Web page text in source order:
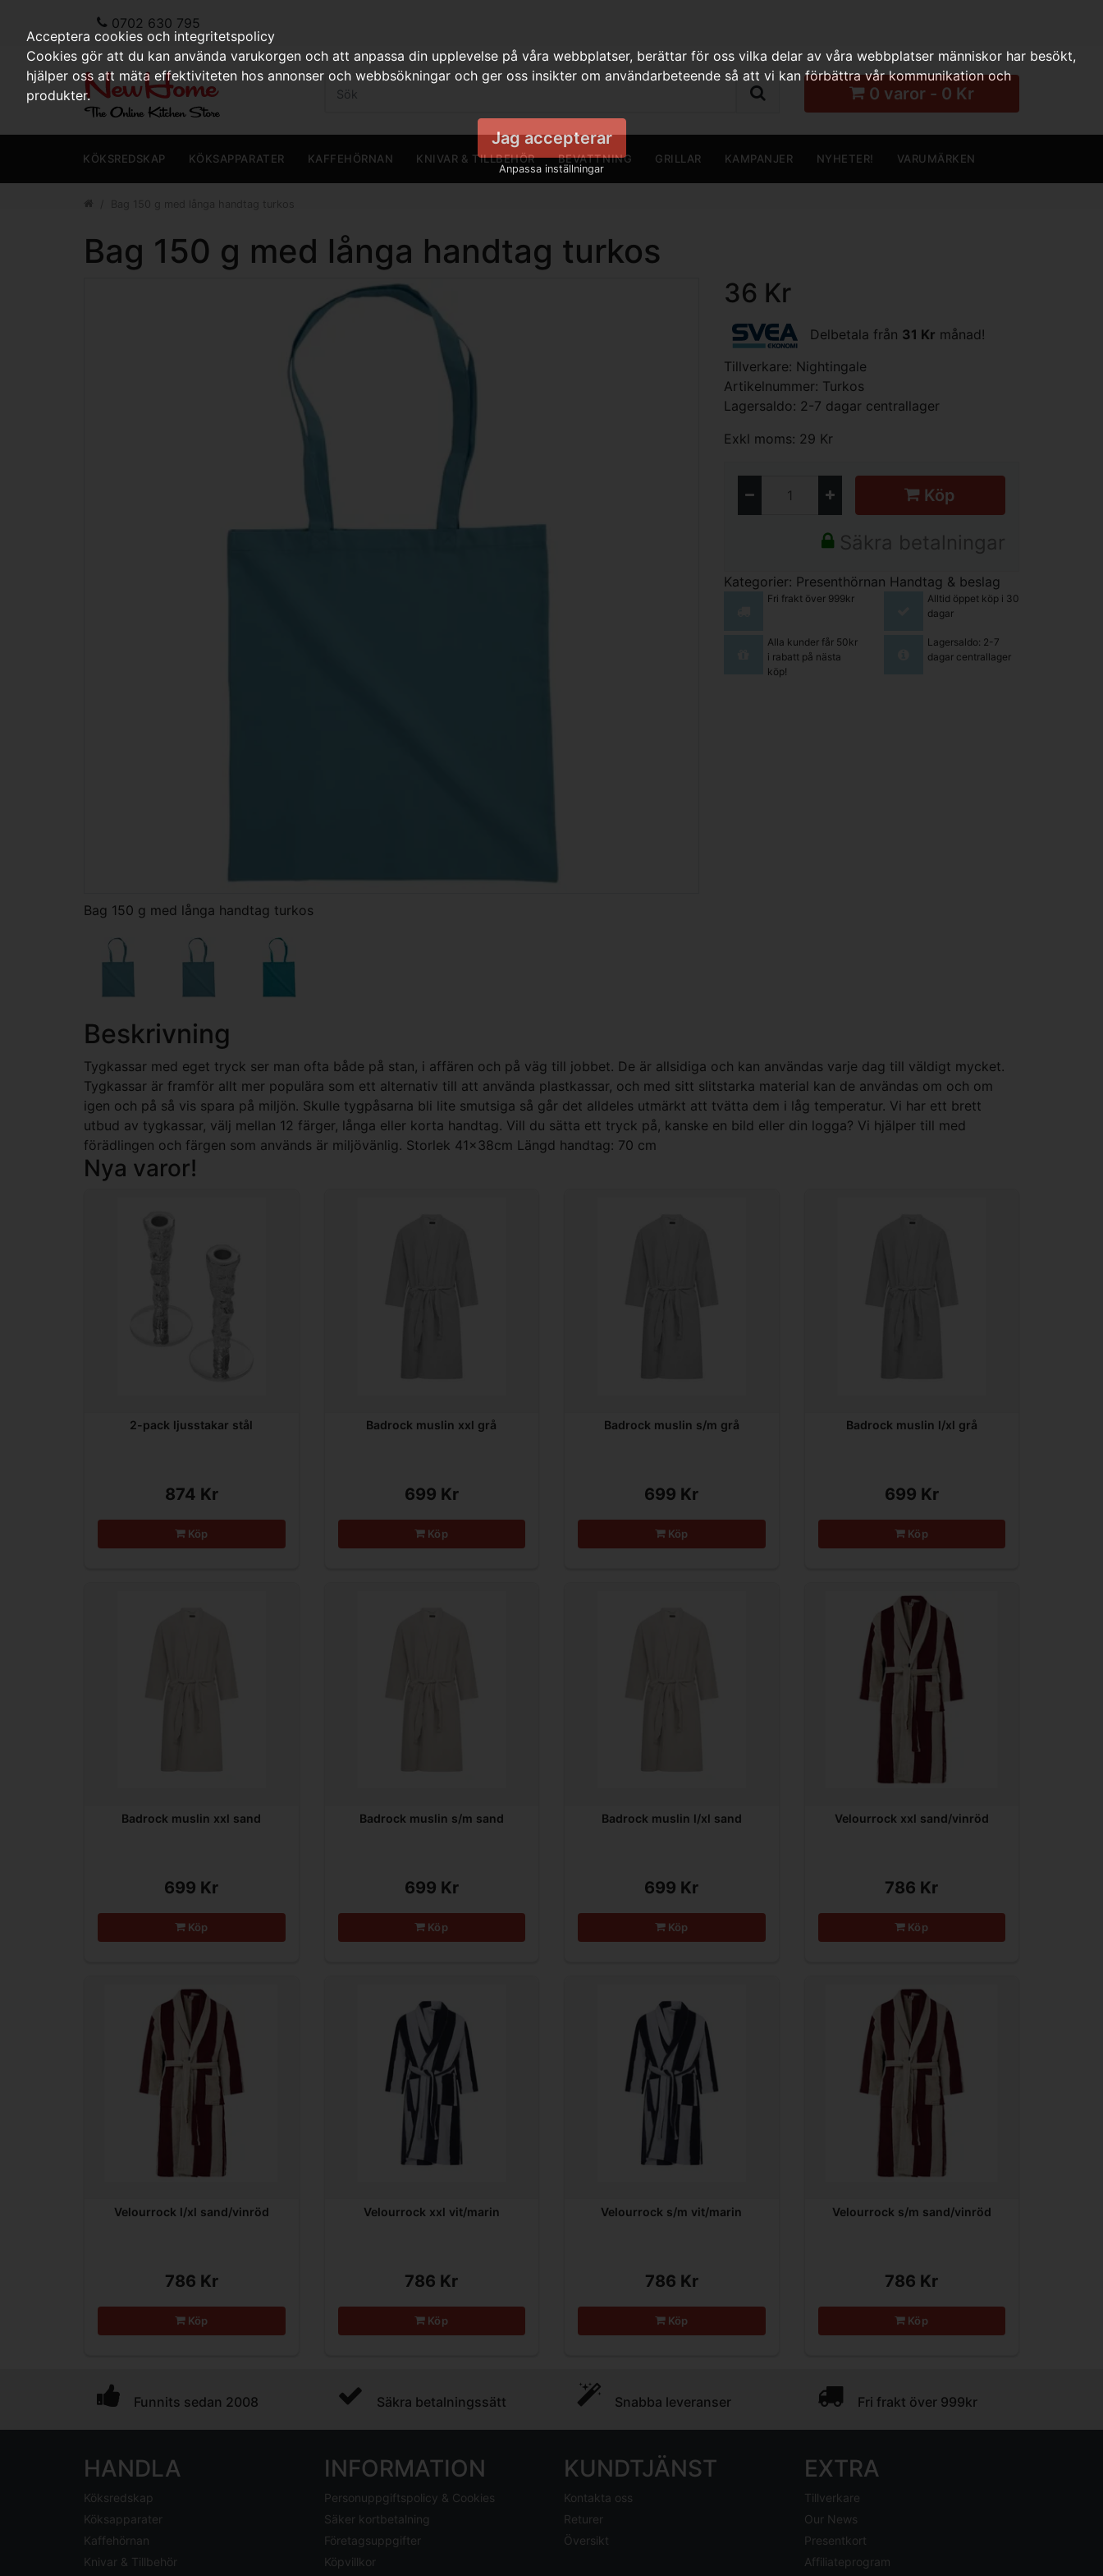
0702 630 795
0 varor - 0 Kr
KÖKSREDSKAP KÖKSAPPARATER KAFFEHÖRNAN KNIVAR & TILLBEHÖR BEVATTNING GRILLAR KAMPANJER NYHETER! VARUMÄRKEN
Bag 150 g med långa handtag turkos
Bag 150 g med långa handtag turkos
36 Kr
Delbetala från 31 Kr månad!
Tillverkare: Nightingale
Artikelnummer: Turkos
Lagersaldo: 2-7 dagar centrallager
Exkl moms: 29 Kr
Köp
Säkra betalningar
Kategorier: Presenthörnan Handtag & beslag
Fri frakt över 999kr
Alltid öppet köp i 30
dagar
Alla kunder får 50kr
i rabatt på nästa
köp!
Lagersaldo: 2-7
dagar centrallager
Beskrivning
Tygkassar med eget tryck ser man ofta både på stan, i affären och på väg till jobbet. De är allsidiga och kan användas varje dag till väldigt mycket.
Tygkassar är framför allt mer populära som ett alternativ till att använda plastkassar, och med sitt slitstarka material kan de användas om och om
igen och på så vis spara på miljön. Skulle tygpåsarna bli lite smutsiga så går det alldeles utmärkt att tvätta dem i låg temperatur. Vi har ett brett
utbud av tygkassar, välj mellan 12 färger, långa eller korta handtag. Vill du sätta ett tryck på, kanske en bild eller din logga? Vi hjälper till med
förädlingen och färgen som används är miljövänlig. Storlek 41x38cm Längd handtag: 70 cm
Nya varor!
2-pack ljusstakar stål
874 Kr
Köp
Badrock muslin xxl grå
699 Kr
Köp
Badrock muslin s/m grå
699 Kr
Köp
Badrock muslin l/xl grå
699 Kr
Köp
Badrock muslin xxl sand
699 Kr
Köp
Badrock muslin s/m sand
699 Kr
Köp
Badrock muslin l/xl sand
699 Kr
Köp
Velourrock xxl sand/vinröd
786 Kr
Köp
Velourrock l/xl sand/vinröd
786 Kr
Köp
Velourrock xxl vit/marin
786 Kr
Köp
Velourrock s/m vit/marin
786 Kr
Köp
Velourrock s/m sand/vinröd
786 Kr
Köp
Funnits sedan 2008 Säkra betalningssätt Snabba leveranser Fri frakt över 999kr
HANDLA
Köksredskap
Köksapparater
Kaffehörnan
Knivar & Tillbehör
INFORMATION
Personuppgiftspolicy & Cookies
Säker kortbetalning
Företagsuppgifter
Köpvillkor
KUNDTJÄNST
Kontakta oss
Returer
Översikt
EXTRA
Tillverkare
Our News
Presentkort
Affiliateprogram
Acceptera cookies och integritetspolicy
Cookies gör att du kan använda varukorgen och att anpassa din upplevelse på våra webbplatser, berättar för oss vilka delar av våra webbplatser människor har besökt,
hjälper oss att mäta effektiviteten hos annonser och webbsökningar och ger oss insikter om användarbeteende så att vi kan förbättra vår kommunikation och
produkter.
Jag accepterar
Anpassa inställningar